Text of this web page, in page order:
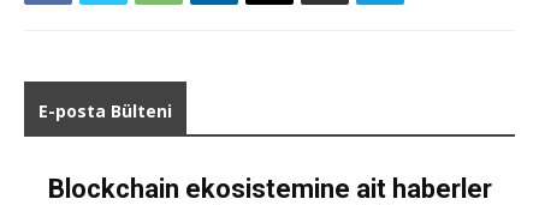
E-posta Bülteni
Blockchain ekosistemine ait haberler